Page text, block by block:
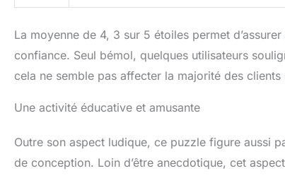
La moyenne de 4, 3 sur 5 étoiles permet
confiance. Seul bémol, quelques utilisateurs
cela ne semble pas affecter la majorité des clients
Une activité éducative et amusante
Outre son aspect ludique, ce puzzle figure aussi
de conception. Loin d’être anecdotique, cet